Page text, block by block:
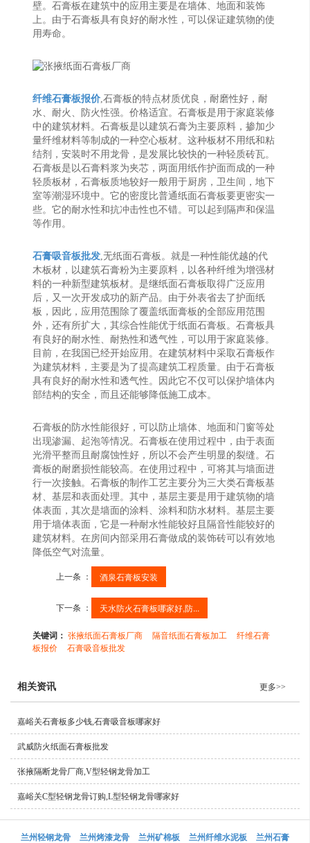
壁。石膏板在建筑中的应用主要是在墙体、地面和装饰
上。由于石膏板具有良好的耐水性，可以保证建筑物的使
用寿命。
纤维石膏板报价,石膏板的特点材质优良，耐磨性好，耐
水、耐火、防火性强。价格适宜。石膏板是用于家庭装修
中的建筑材料。石膏板是以建筑石膏为主要原料，掺加少
量纤维材料等制成的一种空心板材。这种板材不用纸和粘
结剂，安装时不用龙骨，是发展比较快的一种轻质砖瓦。
石膏板是以石膏料浆为夹芯，两面用纸作护面而成的一种
轻质板材，石膏板质地较好一般用于厨房，卫生间，地下
室等潮湿环境中。它的密度比普通纸面石膏板要更密实一
些。它的耐水性和抗冲击性也不错。可以起到隔声和保温
等作用。
石膏吸音板批发,无纸面石膏板。就是一种性能优越的代
木板材，以建筑石膏粉为主要原料，以各种纤维为增强材
料的一种新型建筑板材。是继纸面石膏板取得广泛应用
后，又一次开发成功的新产品。由于外表省去了护面纸
板，因此，应用范围除了覆盖纸面膏板的全部应用范围
外，还有所扩大，其综合性能优于纸面石膏板。石膏板具
有良好的耐水性、耐热性和透气性，可以用于家庭装修。
目前，在我国已经开始应用。在建筑材料中采取石膏板作
为建筑材料，主要是为了提高建筑工程质量。由于石膏板
具有良好的耐水性和透气性。因此它不仅可以保护墙体内
部结构的安全，而且还能够降低施工成本。
石膏板的防水性能很好，可以防止墙体、地面和门窗等处
出现渗漏、起泡等情况。石膏板在使用过程中，由于表面
光滑平整而且耐腐蚀性好，所以不会产生明显的裂缝。石
膏板的耐磨损性能较高。在使用过程中，可将其与墙面进
行一次接触。石膏板的制作工艺主要分为三大类石膏板基
材、基层和表面处理。其中，基层主要是用于建筑物的墙
体表面，其次是墙面的涂料、涂料和防水材料。基层主要
用于墙体表面，它是一种耐水性能较好且隔音性能较好的
建筑材料。在房间内部采用石膏做成的装饰砖可以有效地
降低空气对流量。
上一条 ： 酒泉石膏板安装
下一条 ： 天水防火石膏板哪家好,防...
关键词：张掖纸面石膏板厂商 隔音纸面石膏板加工
纤维石膏
板报价
石膏吸音板批发
相关资讯 更多>>
嘉峪关石膏板多少钱,石膏吸音板哪家好
武威防火纸面石膏板批发
张掖隔断龙骨厂商,V型轻钢龙骨加工
嘉峪关C型轻钢龙骨订购,L型轻钢龙骨哪家好
兰州轻钢龙骨 兰州烤漆龙骨 兰州矿棉板 兰州纤维水泥板 兰州石膏